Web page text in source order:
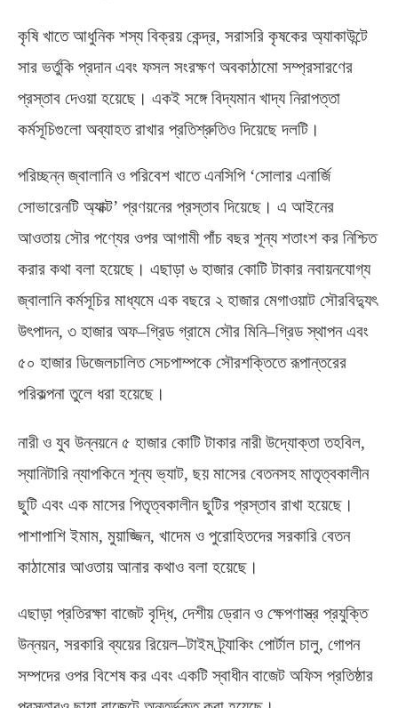
কৃষি খাতে আধুনিক শস্য বিক্রয় কেন্দ্র, সরাসরি কৃষকের অ্যাকাউন্টে
সার ভর্তুকি প্রদান এবং ফসল সংরক্ষণ অবকাঠামো সম্প্রসারণের
প্রস্তাব দেওয়া হয়েছে। একই সঙ্গে বিদ্যমান খাদ্য নিরাপত্তা
কর্মসূচিগুলো অব্যাহত রাখার প্রতিশ্রুতিও দিয়েছে দলটি।
পরিচ্ছন্ন জ্বালানি ও পরিবেশ খাতে এনসিপি ‘সোলার এনার্জি
সোভারেনটি অ্যাক্ট’ প্রণয়নের প্রস্তাব দিয়েছে। এ আইনের
আওতায় সৌর পণ্যের ওপর আগামী পাঁচ বছর শূন্য শতাংশ কর নিশ্চিত
করার কথা বলা হয়েছে। এছাড়া ৬ হাজার কোটি টাকার নবায়নযোগ্য
জ্বালানি কর্মসূচির মাধ্যমে এক বছরে ২ হাজার মেগাওয়াট সৌরবিদ্যুৎ
উৎপাদন, ৩ হাজার অফ–গ্রিড গ্রামে সৌর মিনি–গ্রিড স্থাপন এবং
৫০ হাজার ডিজেলচালিত সেচপাম্পকে সৌরশক্তিতে রূপান্তরের
পরিকল্পনা তুলে ধরা হয়েছে।
নারী ও যুব উন্নয়নে ৫ হাজার কোটি টাকার নারী উদ্যোক্তা তহবিল,
স্যানিটারি ন্যাপকিনে শূন্য ভ্যাট, ছয় মাসের বেতনসহ মাতৃত্বকালীন
ছুটি এবং এক মাসের পিতৃত্বকালীন ছুটির প্রস্তাব রাখা হয়েছে।
পাশাপাশি ইমাম, মুয়াজ্জিন, খাদেম ও পুরোহিতদের সরকারি বেতন
কাঠামোর আওতায় আনার কথাও বলা হয়েছে।
এছাড়া প্রতিরক্ষা বাজেট বৃদ্ধি, দেশীয় ড্রোন ও ক্ষেপণাস্ত্র প্রযুক্তি
উন্নয়ন, সরকারি ব্যয়ের রিয়েল–টাইম ট্র্যাকিং পোর্টাল চালু, গোপন
সম্পদের ওপর বিশেষ কর এবং একটি স্বাধীন বাজেট অফিস প্রতিষ্ঠার